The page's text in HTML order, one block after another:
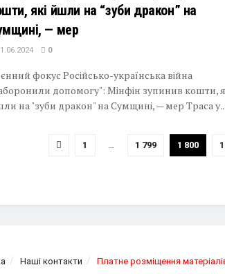
які йшли на “зуби дракон” на
— мер
0
фокус Російсько-українська війна
допомогу": Мінфін зупинив кошти,
на "зуби дракон" на Сумщині, — мер Траса у...
1 1 799 1 800
Наші контакти Платне розміщення